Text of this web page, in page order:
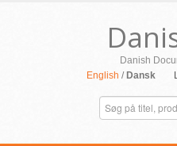
Danish
English / Dansk